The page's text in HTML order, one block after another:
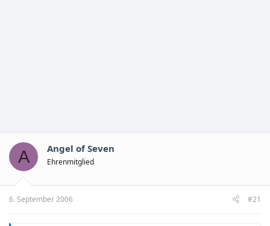
A Angel of Seven
Ehrenmitglied
6. September 2006 #21